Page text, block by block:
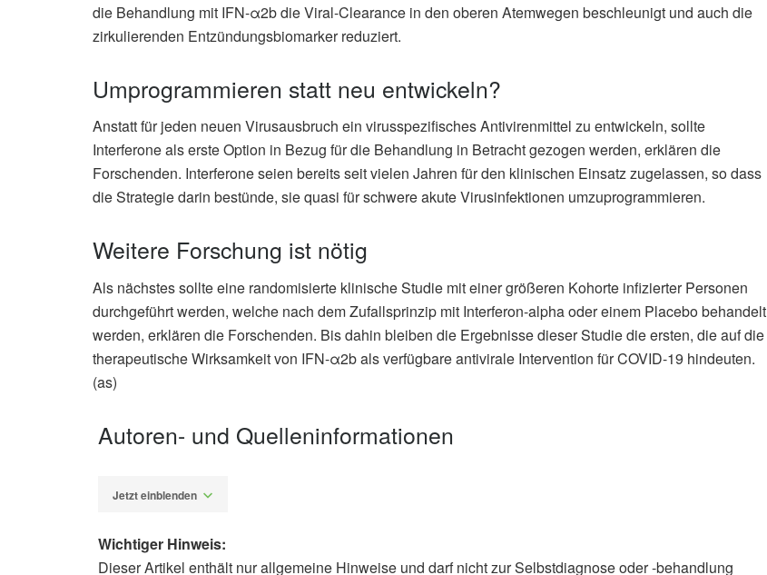
die Behandlung mit IFN-α2b die Viral-Clearance in den oberen Atemwegen beschleunigt und auch die
zirkulierenden Entzündungsbiomarker reduziert.
Umprogrammieren statt neu entwickeln?
Anstatt für jeden neuen Virusausbruch ein virusspezifisches Antivirenmittel zu entwickeln, sollte
Interferone als erste Option in Bezug für die Behandlung in Betracht gezogen werden, erklären die
Forschenden. Interferone seien bereits seit vielen Jahren für den klinischen Einsatz zugelassen, so dass
die Strategie darin bestünde, sie quasi für schwere akute Virusinfektionen umzuprogrammieren.
Weitere Forschung ist nötig
Als nächstes sollte eine randomisierte klinische Studie mit einer größeren Kohorte infizierter Personen
durchgeführt werden, welche nach dem Zufallsprinzip mit Interferon-alpha oder einem Placebo behandelt
werden, erklären die Forschenden. Bis dahin bleiben die Ergebnisse dieser Studie die ersten, die auf die
therapeutische Wirksamkeit von IFN-α2b als verfügbare antivirale Intervention für COVID-19 hindeuten.
(as)
Autoren- und Quelleninformationen
Jetzt einblenden
Wichtiger Hinweis:
Dieser Artikel enthält nur allgemeine Hinweise und darf nicht zur Selbstdiagnose oder -behandlung